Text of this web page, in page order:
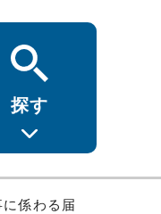
探す
係わる届